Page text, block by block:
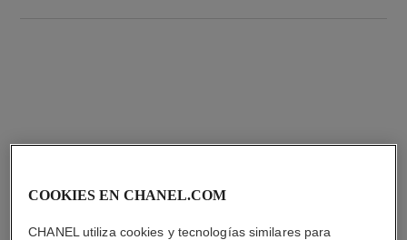
COOKIES EN CHANEL.COM
CHANEL utiliza cookies y tecnologías similares para